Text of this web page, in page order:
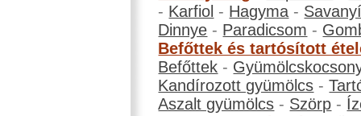
- Karfiol - Hagyma -
Dinnye - Paradicsom -
Befőttek és tartósított
Befőttek -
Kandírozott gyümölcs -
Aszalt gyümölcs - Szörp -